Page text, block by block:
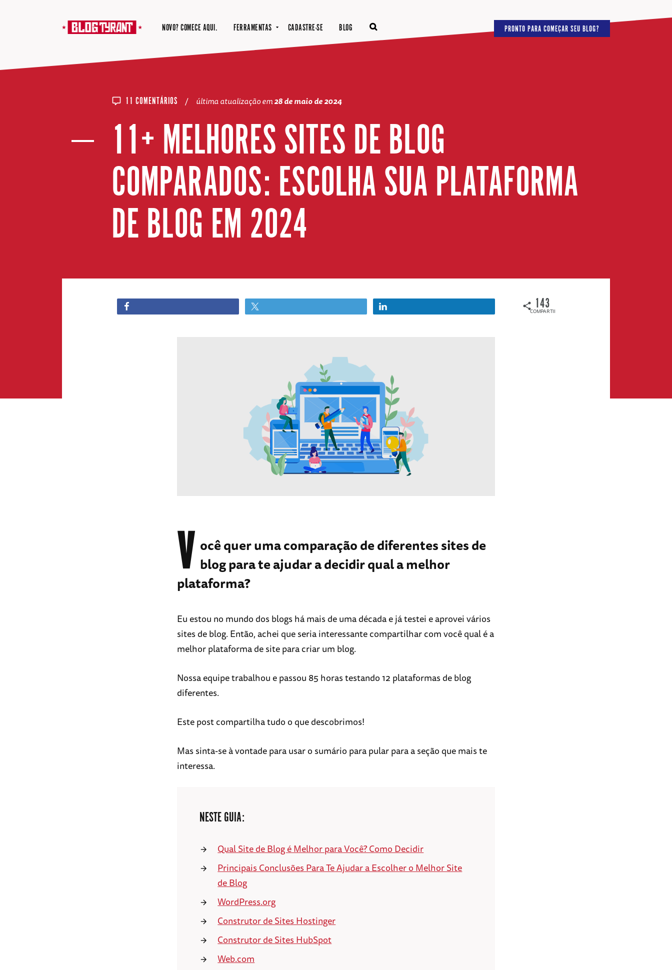
NOVO? COMECE AQUI. FERRAMENTAS CADASTRE-SE BLOG PRONTO PARA COMEÇAR SEU BLOG?
11 COMENTÁRIOS / última atualização em28 de maio de 2024
11+ MELHORES SITES DE BLOG
COMPARADOS: ESCOLHA SUA PLATAFORMA
DE BLOG EM 2024
COMPARTILHAMENTOS
143
V ocê quer uma comparação de diferentes sites de
blog para te ajudar a decidir qual a melhor
plataforma?
Eu estou no mundo dos blogs há mais de uma década e já testei e aprovei vários
sites de blog. Então, achei que seria interessante compartilhar com você qual é a
melhor plataforma de site para criar um blog.
Nossa equipe trabalhou e passou 85 horas testando 12 plataformas de blog
diferentes.
Este post compartilha tudo o que descobrimos!
Mas sinta-se à vontade para usar o sumário para pular para a seção que mais te
interessa.
NESTE GUIA:
Qual Site de Blog é Melhor para Você? Como Decidir
Principais Conclusões Para Te Ajudar a Escolher o Melhor Site
de Blog
WordPress.org
Construtor de Sites Hostinger
Construtor de Sites HubSpot
Web.com